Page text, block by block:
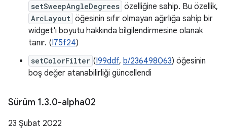
setSweepAngleDegrees özelliğine sahip. Bu özellik,
ArcLayout öğesinin sıfır olmayan ağırlığa sahip bir
widget'ı boyutu hakkında bilgilendirmesine olanak
tanır. (I75f24)
setColorFilter (I99ddf, b/236498063) öğesinin
boş değer atanabilirliği güncellendi
Sürüm 1.3.0-alpha02
23 Şubat 2022